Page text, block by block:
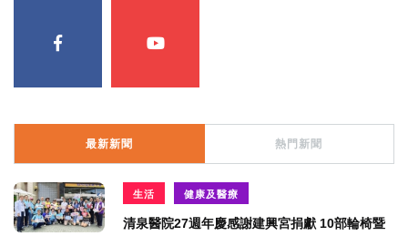
最新新聞 熱門新聞
生活 健康及醫療
清泉醫院27週年慶感謝建興宮捐獻 10部輪椅暨